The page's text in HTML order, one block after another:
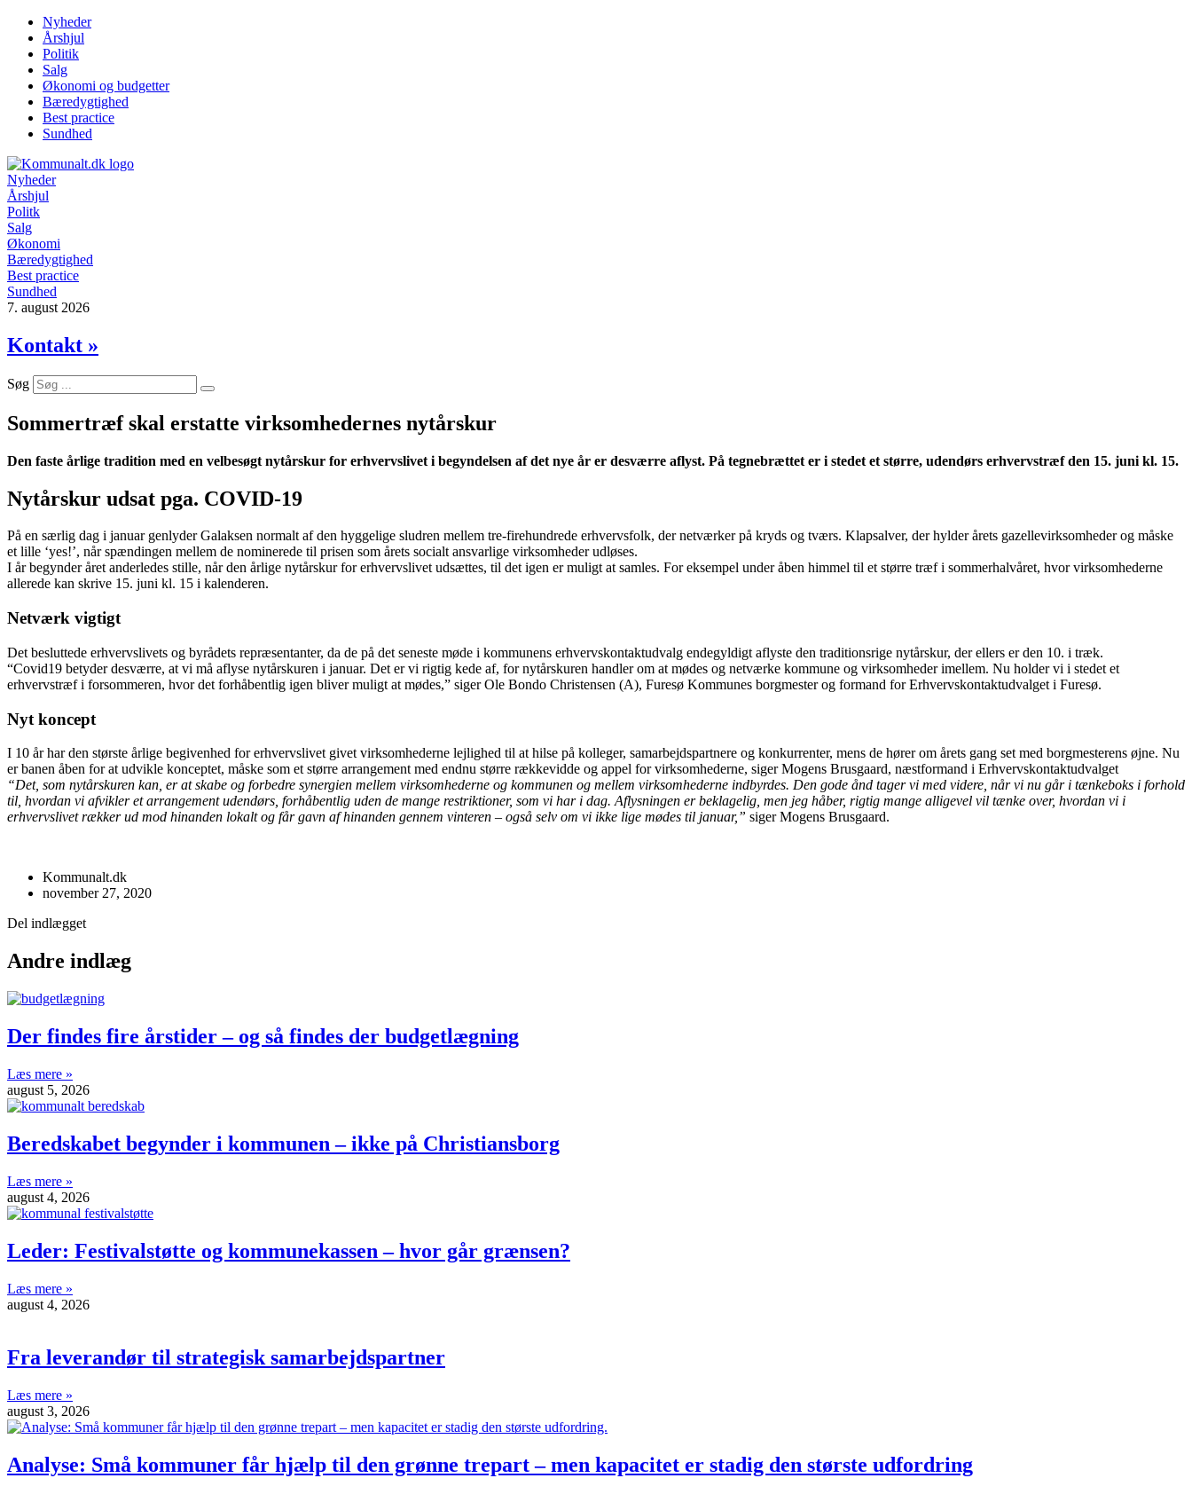
Videre
indhold
Nyheder
Årshjul
Politik
Salg
Økonomi og budgetter
Bæredygtighed
Best practice
Sundhed
Nyheder
Årshjul
Politk
Salg
Økonomi
Bæredygtighed
Best practice
Sundhed
7. august 2026
Kontakt »
Søg
Sommertræf skal erstatte virksomhedernes nytårskur
Den faste årlige tradition med en velbesøgt nytårskur for erhvervslivet i begyndelsen af det nye år er desværre aflyst. På tegnebrættet er i stedet et større, udendørs erhvervstræf den 15. juni kl. 15.
Nytårskur udsat pga. COVID-19
På en særlig dag i januar genlyder Galaksen normalt af den hyggelige sludren mellem tre-firehundrede erhvervsfolk, der netværker på kryds og tværs. Klapsalver, der hylder årets gazellevirksomheder og måske
et lille ‘yes!’, når spændingen mellem de nominerede til prisen som årets socialt ansvarlige virksomheder udløses.
I år begynder året anderledes stille, når den årlige nytårskur for erhvervslivet udsættes, til det igen er muligt at samles. For eksempel under åben himmel til et større træf i sommerhalvåret, hvor virksomhederne
allerede kan skrive 15. juni kl. 15 i kalenderen.
Netværk vigtigt
Det besluttede erhvervslivets og byrådets repræsentanter, da de på det seneste møde i kommunens erhvervskontaktudvalg endegyldigt aflyste den traditionsrige nytårskur, der ellers er den 10. i træk.
“Covid19 betyder desværre, at vi må aflyse nytårskuren i januar. Det er vi rigtig kede af, for nytårskuren handler om at mødes og netværke kommune og virksomheder imellem. Nu holder vi i stedet et
erhvervstræf i forsommeren, hvor det forhåbentlig igen bliver muligt at mødes,” siger Ole Bondo Christensen (A), Furesø Kommunes borgmester og formand for Erhvervskontaktudvalget i Furesø.
Nyt koncept
I 10 år har den største årlige begivenhed for erhvervslivet givet virksomhederne lejlighed til at hilse på kolleger, samarbejdspartnere og konkurrenter, mens de hører om årets gang set med borgmesterens øjne. Nu
er banen åben for at udvikle konceptet, måske som et større arrangement med endnu større rækkevidde og appel for virksomhederne, siger Mogens Brusgaard, næstformand i Erhvervskontaktudvalget
“Det, som nytårskuren kan, er at skabe og forbedre synergien mellem virksomhederne og kommunen og mellem virksomhederne indbyrdes. Den gode ånd tager vi med videre, når vi nu går i tænkeboks i forhold
til, hvordan vi afvikler et arrangement udendørs, forhåbentlig uden de mange restriktioner, som vi har i dag. Aflysningen er beklagelig, men jeg håber, rigtig mange alligevel vil tænke over, hvordan vi i
erhvervslivet rækker ud mod hinanden lokalt og får gavn af hinanden gennem vinteren – også selv om vi ikke lige mødes til januar,” siger Mogens Brusgaard.
Kommunalt.dk
november 27, 2020
Del indlægget
Andre indlæg
Der findes fire årstider – og så findes der budgetlægning
Læs mere »
august 5, 2026
Beredskabet begynder i kommunen – ikke på Christiansborg
Læs mere »
august 4, 2026
Leder: Festivalstøtte og kommunekassen – hvor går grænsen?
Læs mere »
august 4, 2026
Fra leverandør til strategisk samarbejdspartner
Læs mere »
august 3, 2026
Analyse: Små kommuner får hjælp til den grønne trepart – men kapacitet er stadig den største udfordring